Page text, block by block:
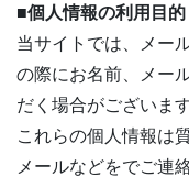
■個人情報の利用目的
当サイトでは、メー
の際にお名前、メー
だく場合がございます
これらの個人情報は
メールなどをでご連